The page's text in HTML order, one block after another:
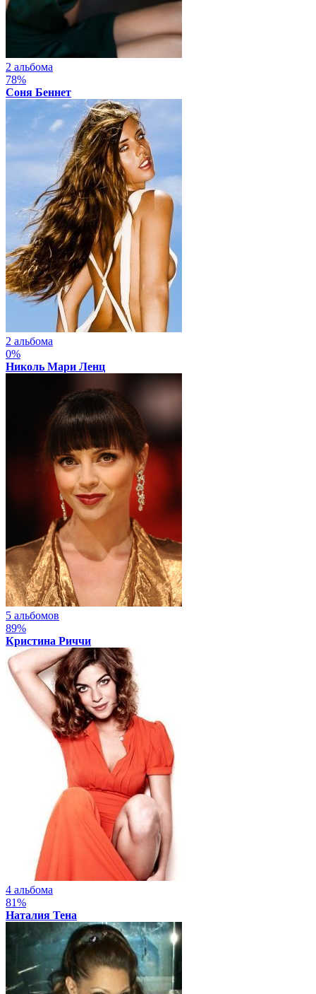
2 альбома
78%
Соня Беннет
2 альбома
0%
Николь Мари Ленц
5 альбомов
89%
Кристина Риччи
4 альбома
81%
Наталия Тена